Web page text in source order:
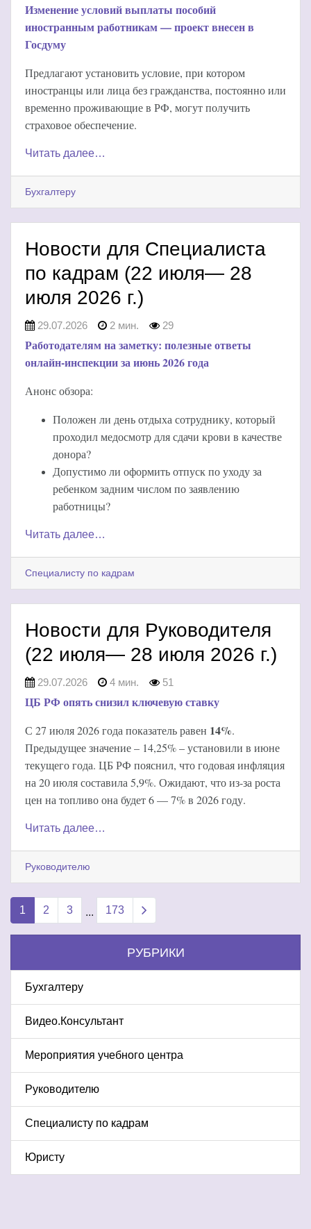
Изменение условий выплаты пособий
иностранным работникам — проект внесен в
Госдуму
Предлагают установить условие, при котором
иностранцы или лица без гражданства, постоянно или
временно проживающие в РФ, могут получить
страховое обеспечение.
Читать далее…
Бухгалтеру
Новости для Специалиста
по кадрам (22 июля— 28
июля 2026 г.)
29.07.2026 2 мин. 29
Работодателям на заметку: полезные ответы
онлайн-инспекции за июнь 2026 года
Анонс обзора:
Положен ли день отдыха сотруднику, который
проходил медосмотр для сдачи крови в качестве
донора?
Допустимо ли оформить отпуск по уходу за
ребенком задним числом по заявлению
работницы?
Читать далее…
Специалисту по кадрам
Новости для Руководителя
(22 июля— 28 июля 2026 г.)
29.07.2026 4 мин. 51
ЦБ РФ опять снизил ключевую ставку
С 27 июля 2026 года показатель равен 14%.
Предыдущее значение – 14,25% – установили в июне
текущего года. ЦБ РФ пояснил, что годовая инфляция
на 20 июля составила 5,9%. Ожидают, что из-за роста
цен на топливо она будет 6 — 7% в 2026 году.
Читать далее…
Руководителю
1 2 3 ... 173
РУБРИКИ
Бухгалтеру
Видео.Консультант
Мероприятия учебного центра
Руководителю
Специалисту по кадрам
Юристу